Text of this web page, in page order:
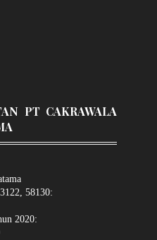
PT CAKRAWALA
58130:
2020: